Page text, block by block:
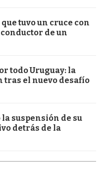
tuvo un cruce con
de un
todo Uruguay: la
el nuevo desafío
suspensión de su
detrás de la